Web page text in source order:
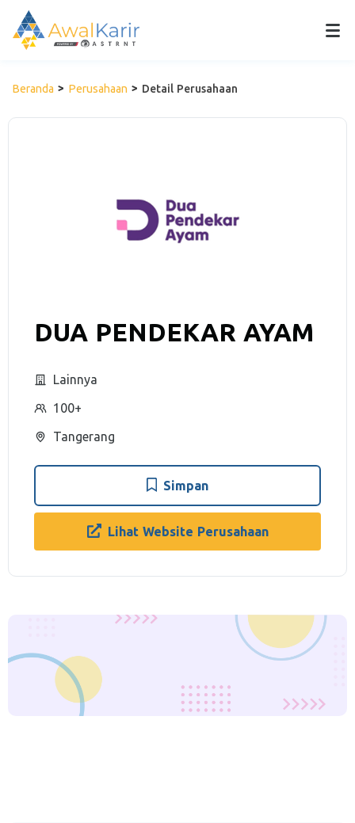
Beranda Perusahaan Detail Perusahaan
DUA PENDEKAR AYAM
Lainnya
100+
Tangerang
Simpan
Lihat Website Perusahaan